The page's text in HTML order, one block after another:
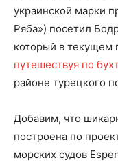
украинской марки
Ряба») посетил
который в текущем
путешествуя по
районе турецкого
Добавим, что
построена по
морских судов